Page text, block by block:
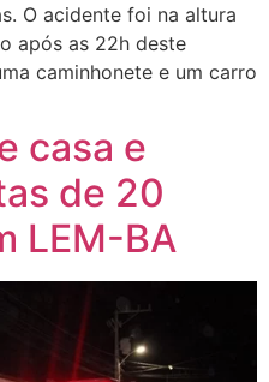
O acidente foi na altura
após as 22h deste
caminhonete e um carro
casa e
de 20
LEM-BA